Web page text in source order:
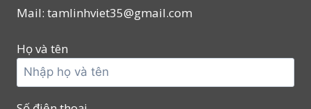
Mail: tamlinhviet35@gmail.com
Họ và tên